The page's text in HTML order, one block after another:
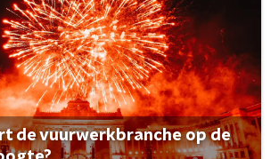
de vuurwerkbranche op de